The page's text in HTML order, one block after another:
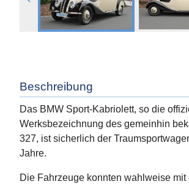
Beschreibung
Das BMW Sport-Kabriolett, so die
Werksbezeichnung des gemeinhin
327, ist sicherlich der
Jahre.
Die Fahrzeuge konnten wahlweise mit